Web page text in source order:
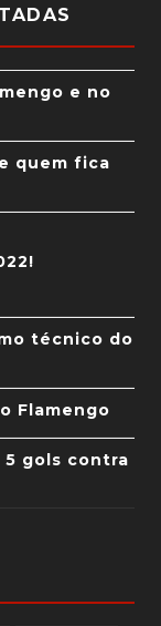
e no
quem fica
técnico do
Flamengo
5 gols contra